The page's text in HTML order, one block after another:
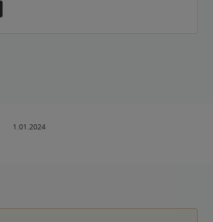
1.01.2024